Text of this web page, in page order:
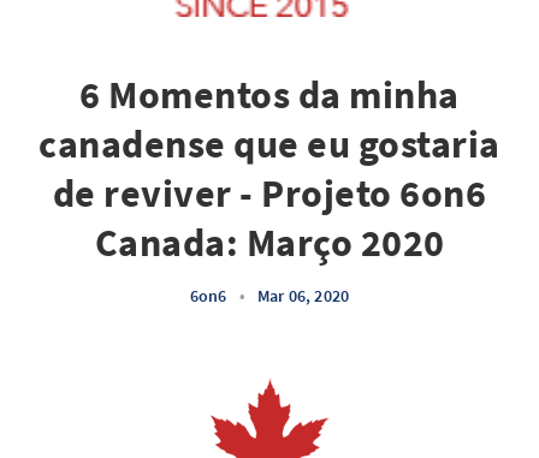
6 Momentos da minha
canadense que eu gostaria
de reviver - Projeto 6on6
Canada: Março 2020
6on6 • Mar 06, 2020